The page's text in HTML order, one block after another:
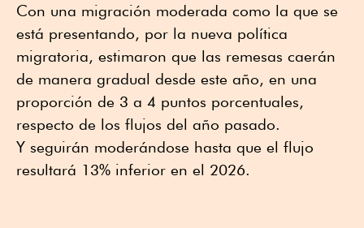
Con una migración moderada como la que se
está presentando, por la nueva política
migratoria, estimaron que las remesas caerán
de manera gradual desde este año, en una
proporción de 3 a 4 puntos porcentuales,
respecto de los flujos del año pasado.
Y seguirán moderándose hasta que el flujo
resultará 13% inferior en el 2026.